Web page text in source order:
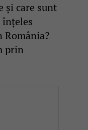
și care sunt
prin